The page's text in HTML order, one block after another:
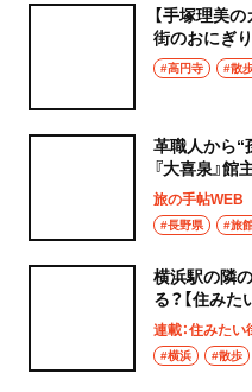
【手塚理美
街のおにぎ
タ」へ！
#高円寺 #散
革職人から“
『大喜泉』
旅の手帖WEB
#長野県 #旅
横浜駅の隣
る？【住み
連載：住みた
#横浜 #散歩